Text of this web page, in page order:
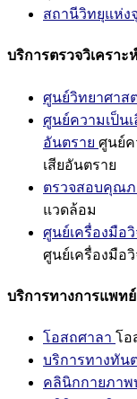
สถานีวิทยุแห่ง
บริการตรวจวิเครา
ศูนย์วิทยาศาส
ศูนย์ความเป็น
อันตราย ศูนย์ค
เสียอันตราย
ตรวจสอบคุณ
แวดล้อม
ศูนย์เครื่องมือ
ศูนย์เครื่องมือ
บริการทางการแพทย์
โอสถศาลา โอ
บริการทางทัน
คลินิกกายภาพ